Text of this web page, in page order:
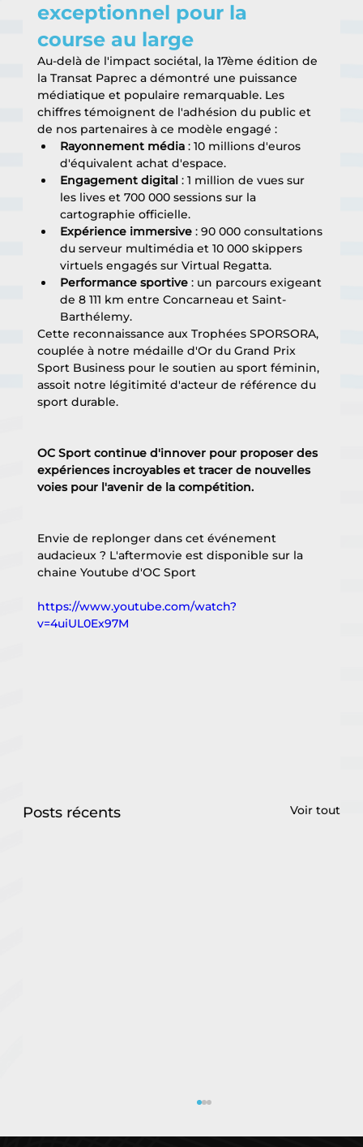
exceptionnel pour la
course au large
Au-delà de l'impact sociétal, la 17ème édition de
la Transat Paprec a démontré une puissance
médiatique et populaire remarquable. Les
chiffres témoignent de l'adhésion du public et
de nos partenaires à ce modèle engagé :
Rayonnement média : 10 millions d'euros
d'équivalent achat d'espace.
Engagement digital : 1 million de vues sur
les lives et 700 000 sessions sur la
cartographie officielle.
Expérience immersive : 90 000 consultations
du serveur multimédia et 10 000 skippers
virtuels engagés sur Virtual Regatta.
Performance sportive : un parcours exigeant
de 8 111 km entre Concarneau et Saint-
Barthélemy.
Cette reconnaissance aux Trophées SPORSORA,
couplée à notre médaille d'Or du Grand Prix
Sport Business pour le soutien au sport féminin,
assoit notre légitimité d'acteur de référence du
sport durable.
OC Sport continue d'innover pour proposer des
expériences incroyables et tracer de nouvelles
voies pour l'avenir de la compétition.
Envie de replonger dans cet événement
audacieux ? L'aftermovie est disponible sur la
chaine Youtube d'OC Sport
https://www.youtube.com/watch?
v=4uiUL0Ex97M
Posts récents Voir tout